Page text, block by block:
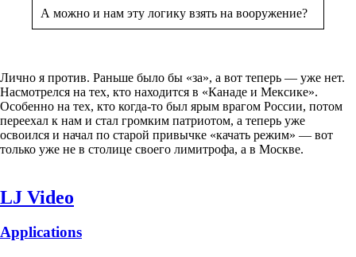
А можно и нам эту логику взять на вооружение?
Лично я против. Раньше было бы «за», а вот теперь — уже нет.
Насмотрелся на тех, кто находится в «Канаде и Мексике».
Особенно на тех, кто когда-то был ярым врагом России, потом
переехал к нам и стал громким патриотом, а теперь уже
освоился и начал по старой привычке «качать режим» — вот
только уже не в столице своего лимитрофа, а в Москве.
LJ Video
Applications